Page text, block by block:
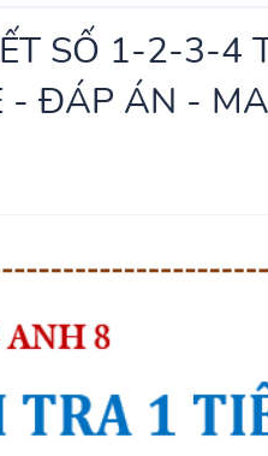
SẮP XẾP TỪ THÀNH
TỪ VÀO CHỖ TRỐNG -
ANH 7 - HỌC KỲ 1 -
- CÓ ĐÁP ÁN
SỐ 1-2-3-4
- ĐÁP ÁN - MA